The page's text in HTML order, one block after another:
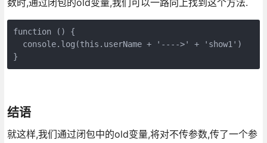
function () {
  console.log(this.userName + '---->' + 'show1')
}
结语
就这样,我们通过闭包中的old变量,将对不传参数,传了一个参